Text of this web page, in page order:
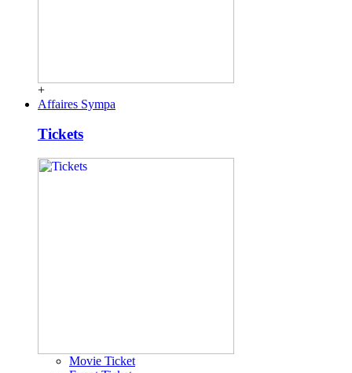
+
Affaires Sympa
Tickets
Movie Ticket